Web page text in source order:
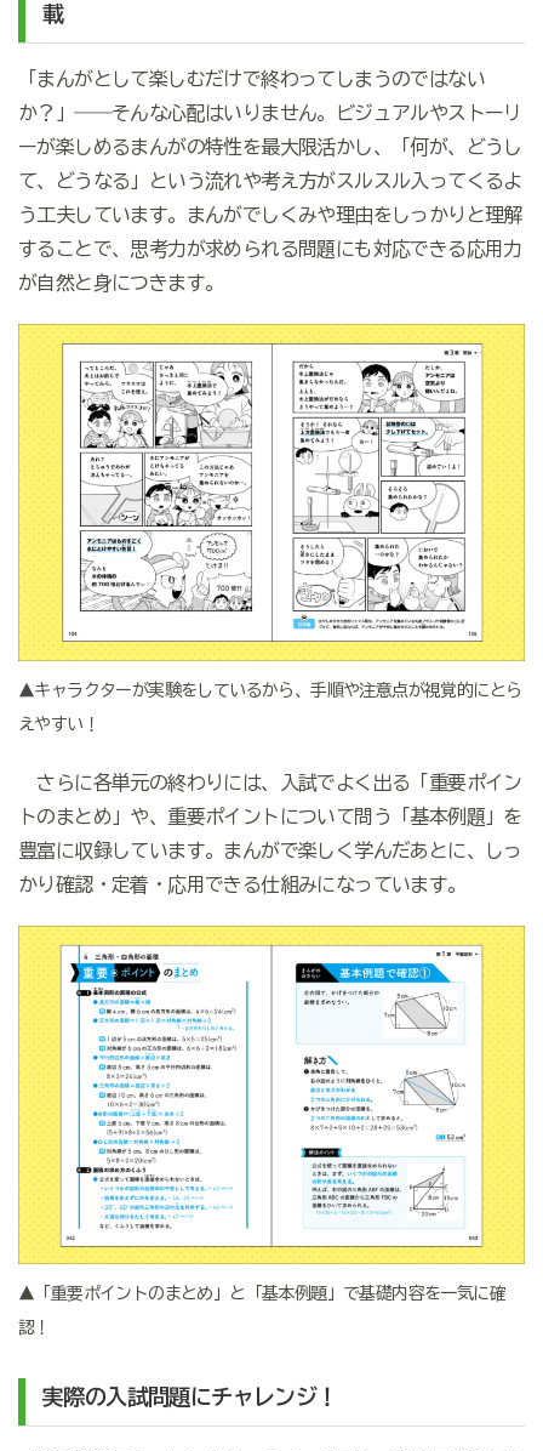
載
「まんがとして楽しむだけで終わってしまうのではない
か？」――そんな心配はいりません。ビジュアルやストーリ
ーが楽しめるまんがの特性を最大限活かし、「何が、どうし
て、どうなる」という流れや考え方がスルスル入ってくるよ
う工夫しています。まんがでしくみや理由をしっかりと理解
することで、思考力が求められる問題にも対応できる応用力
が自然と身につきます。
▲キャラクターが実験をしているから、手順や注意点が視覚的にとら
えやすい！
さらに各単元の終わりには、入試でよく出る「重要ポイン
トのまとめ」や、重要ポイントについて問う「基本例題」を
豊富に収録しています。まんがで楽しく学んだあとに、しっ
かり確認・定着・応用できる仕組みになっています。
▲「重要ポイントのまとめ」と「基本例題」で基礎内容を一気に確
認！
実際の入試問題にチャレンジ！